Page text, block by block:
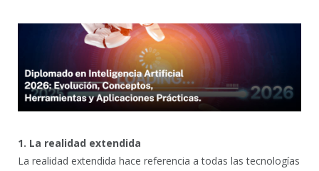
1. La realidad extendida
La realidad extendida hace referencia a todas las tecnologías